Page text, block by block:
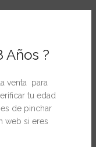
Años ?
venta para
tu edad
de pinchar
web si eres